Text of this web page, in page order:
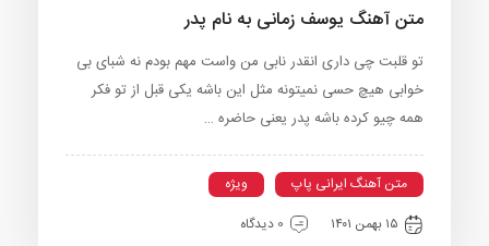
متن آهنگ یوسف زمانی به نام پدر
تو قلبت چی داری انقدر نابی من واست مهم بودم نه شبای بی
خوابی هیچ حسی نمیتونه مثل این باشه یکی قبل از تو فکر
همه چیو کرده باشه پدر یعنی حاضره …
متن آهنگ ایرانی پاپ
ویژه
۱۵ بهمن ۱۴۰۱
0 دیدگاه